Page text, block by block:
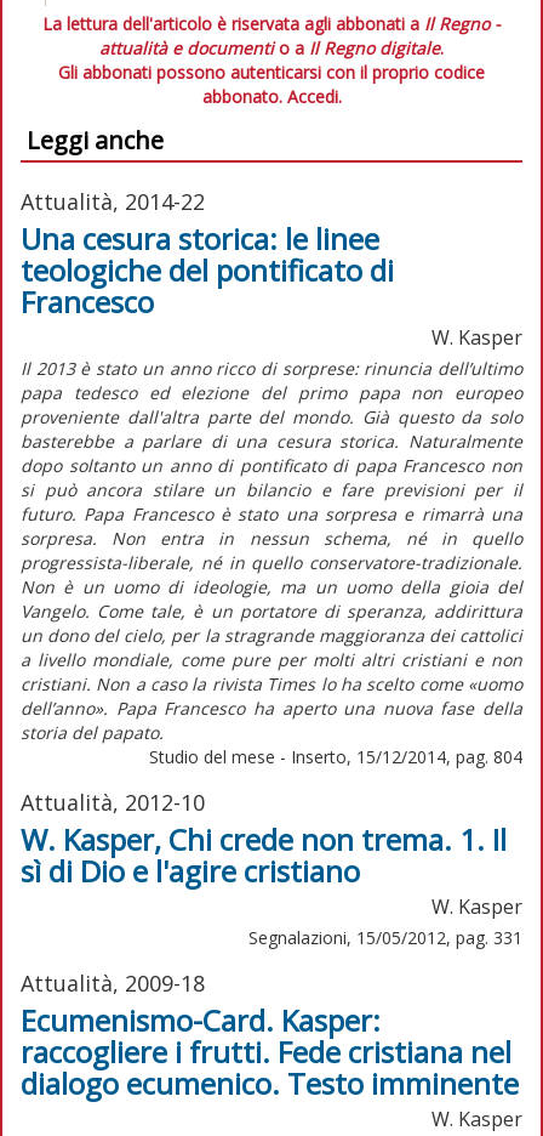
La lettura dell'articolo è riservata agli abbonati a Il Regno -
attualità e documentio a Il Regno digitale.
Gli abbonati possono autenticarsi con il proprio codice
abbonato. Accedi.
Leggi anche
Attualità, 2014-22
Una cesura storica: le linee
teologiche del pontificato di
Francesco
W. Kasper
Il 2013 è stato un anno ricco di sorprese: rinuncia dell’ultimo
papa tedesco ed elezione del primo papa non europeo
proveniente dall'altra parte del mondo. Già questo da solo
basterebbe a parlare di una cesura storica. Naturalmente
dopo soltanto un anno di pontificato di papa Francesco non
si può ancora stilare un bilancio e fare previsioni per il
futuro. Papa Francesco è stato una sorpresa e rimarrà una
sorpresa. Non entra in nessun schema, né in quello
progressista-liberale, né in quello conservatore-tradizionale.
Non è un uomo di ideologie, ma un uomo della gioia del
Vangelo. Come tale, è un portatore di speranza, addirittura
un dono del cielo, per la stragrande maggioranza dei cattolici
a livello mondiale, come pure per molti altri cristiani e non
cristiani. Non a caso la rivista Times lo ha scelto come «uomo
dell’anno». Papa Francesco ha aperto una nuova fase della
storia del papato.
Studio del mese - Inserto, 15/12/2014, pag. 804
Attualità, 2012-10
W. Kasper, Chi crede non trema. 1. Il
sì di Dio e l'agire cristiano
W. Kasper
Segnalazioni, 15/05/2012, pag. 331
Attualità, 2009-18
Ecumenismo-Card. Kasper:
raccogliere i frutti. Fede cristiana nel
dialogo ecumenico. Testo imminente
W. Kasper